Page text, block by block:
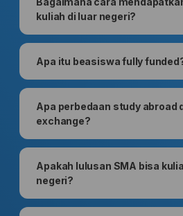
kuliah di luar negeri?
Apa itu beasiswa fully
Apa perbedaan study abroad
exchange?
Apakah lulusan SMA bisa
negeri?